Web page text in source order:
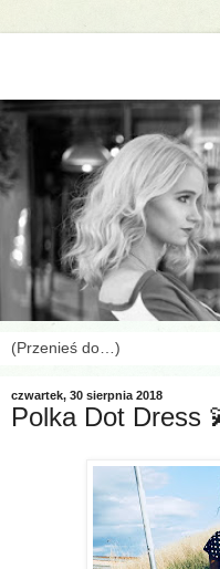
czwartek, 30 sierpnia 2018
Polka Dot Dress